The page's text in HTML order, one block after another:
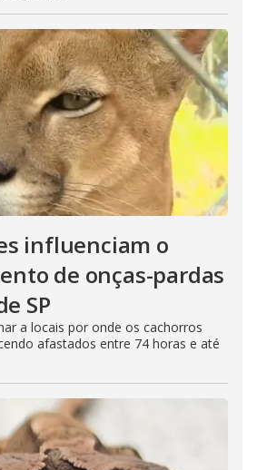
influenciam o
de onças-pardas
SP
a locais por onde os cachorros
afastados entre 74 horas e até